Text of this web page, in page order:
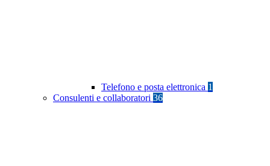
Telefono e posta elettronica 1
Consulenti e collaboratori 36